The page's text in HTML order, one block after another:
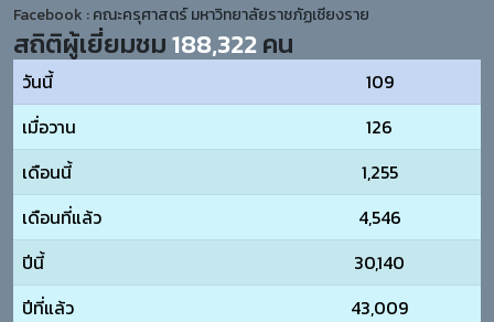
Facebook :คณะครุศาสตร์ มหาวิทยาลัยราชภัฏเชียงราย
สถิติผู้เยี่ยมชม188,322คน
วันนี้
109
เมื่อวาน
126
เดือนนี้
1,255
เดือนที่แล้ว
4,546
ปีนี้
30,140
ปีที่แล้ว
43,009